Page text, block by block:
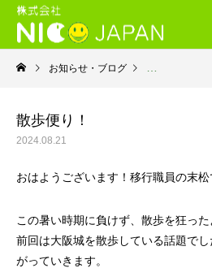
お知らせ・ブログ 就労移行支
散歩便り！
2024.08.21
おはようございます！移行職員の末松
この暑い時期に負けず、散歩を狂った
前回は大阪城を散歩している話題で
がっていきます。